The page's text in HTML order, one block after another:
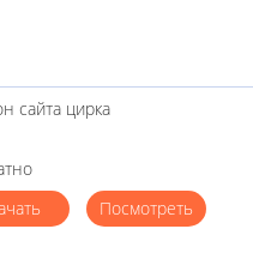
сайта цирка
Посмотреть